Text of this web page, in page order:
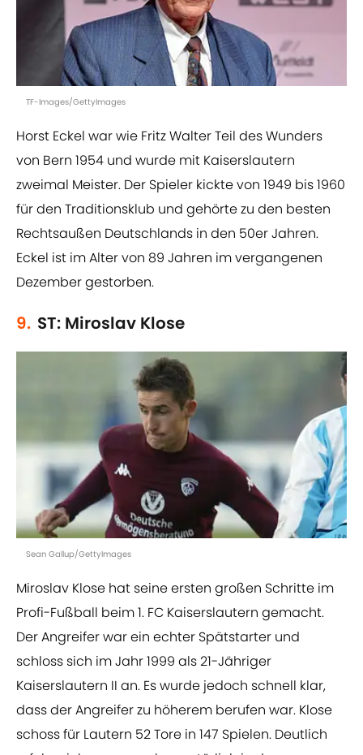
TF-Images/GettyImages
Horst Eckel war wie Fritz Walter Teil des Wunders
von Bern 1954 und wurde mit Kaiserslautern
zweimal Meister. Der Spieler kickte von 1949 bis 1960
für den Traditionsklub und gehörte zu den besten
Rechtsaußen Deutschlands in den 50er Jahren.
Eckel ist im Alter von 89 Jahren im vergangenen
Dezember gestorben.
9. ST: Miroslav Klose
Sean Gallup/GettyImages
Miroslav Klose hat seine ersten großen Schritte im
Profi-Fußball beim 1. FC Kaiserslautern gemacht.
Der Angreifer war ein echter Spätstarter und
schloss sich im Jahr 1999 als 21-Jähriger
Kaiserslautern II an. Es wurde jedoch schnell klar,
dass der Angreifer zu höherem berufen war. Klose
schoss für Lautern 52 Tore in 147 Spielen. Deutlich